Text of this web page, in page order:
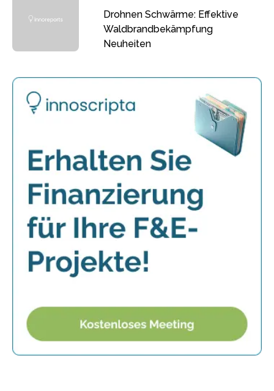
Drohnen Schwärme: Effektive
Waldbrandbekämpfung
Neuheiten